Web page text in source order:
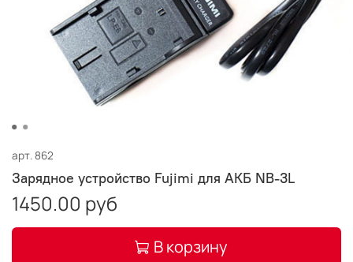
арт.862
Зарядное устройство Fujimi для АКБ NB-3L
1450.00 руб
В корзину